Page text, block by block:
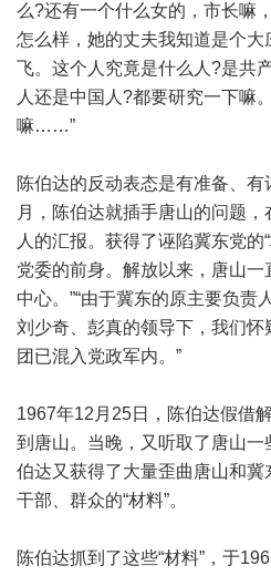
么?还有一个什么女的，市长嘛
怎么样，她的丈夫我知道是个
飞。这个人究竟是什么人?是共
人还是中国人?都要研究一下嘛
嘛……”
陈伯达的反动表态是有准备、
月，陈伯达就插手唐山的问题
人的汇报。获得了诬陷冀东党的
党委的前身。解放以来，唐山
中心。”“由于冀东的原主要负责
刘少奇、彭真的领导下，我们
团已混入党政军内。”
1967年12月25日，陈伯达假借
到唐山。当晚，又听取了唐山
伯达又获得了大量歪曲唐山和冀
干部、群众的“材料”。
陈伯达抓到了这些“材料”，于